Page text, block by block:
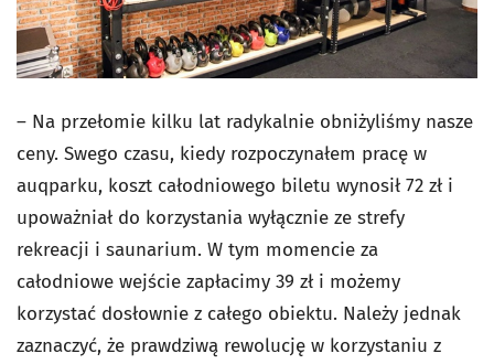
– Na przełomie kilku lat radykalnie obniżyliśmy nasze
ceny. Swego czasu, kiedy rozpoczynałem pracę w
auqparku, koszt całodniowego biletu wynosił 72 zł i
upoważniał do korzystania wyłącznie ze strefy
rekreacji i saunarium. W tym momencie za
całodniowe wejście zapłacimy 39 zł i możemy
korzystać dosłownie z całego obiektu. Należy jednak
zaznaczyć, że prawdziwą rewolucję w korzystaniu z